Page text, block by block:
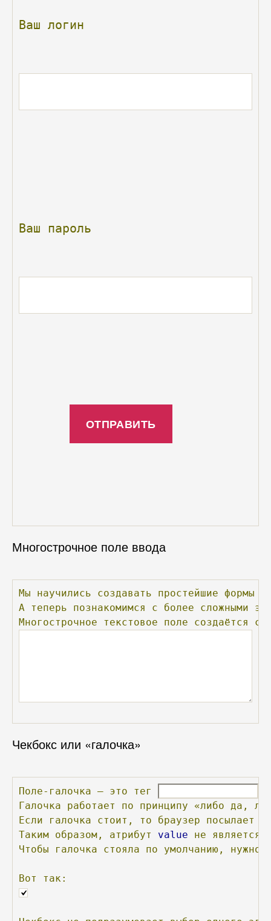
Ваш логин
Ваш пароль
Многострочное поле ввода
Мы научились создавать простейшие формы
А
теперь познакомимся с более сложными
Многострочное
текстовое поле создаётся с
Чекбокс или «галочка»
Поле-галочка — это тег
Галочка
работает по принципу «либо да,
Если
галочка стоит, то браузер посылает
Таким образом, атрибут value не является
Чтобы
галочка стояла по умолчанию, нужно
Вот так: